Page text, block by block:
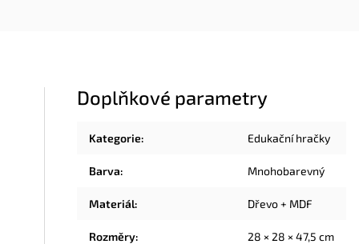
Doplňkové parametry
Kategorie: Edukační hračky
Barva: Mnohobarevný
Materiál: Dřevo + MDF
Rozměry: 28 × 28 × 47,5 cm